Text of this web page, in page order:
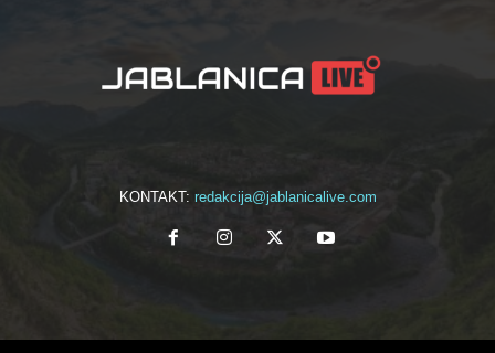
KONTAKT: redakcija@jablanicalive.com